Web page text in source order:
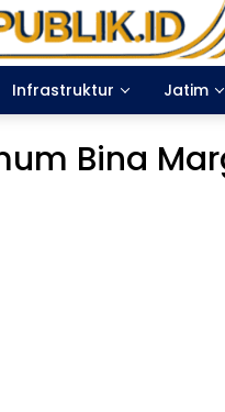
Infrastruktur Jatim
Bina